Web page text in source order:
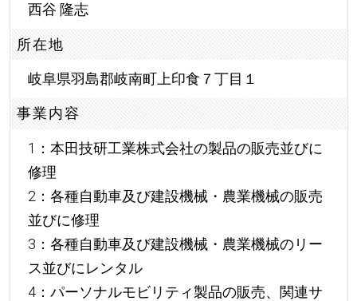
西谷 隆志
所在地
岐阜県羽島郡岐南町上印食７丁目１
事業内容
1：本田技研工業株式会社の製品の販売並びに
修理
2：各種自動車及び建設機械・農業機械の販売
並びに修理
3：各種自動車及び建設機械・農業機械のリー
ス並びにレンタル
4：パーソナルモビリティ製品の販売、関連サ